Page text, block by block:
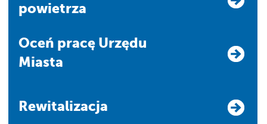
powietrza
Oceń pracę Urzędu
Miasta
Rewitalizacja